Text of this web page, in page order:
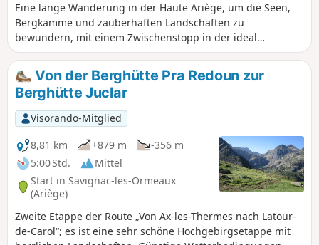
Eine lange Wanderung in der Haute Ariège, um die Seen,
Bergkämme und zauberhaften Landschaften zu
bewundern, mit einem Zwischenstopp in der ideal
gelegenen Berghütte Refuge de Rulhe, wo Sie die
Gelegenheit haben, den lokalen Rataf' zu probieren. Am
zweiten Tag können Sie das gesamte Gebiet von den
Bergkämmen aus bewundern.
Von der Berghütte Pra Redoun zur
Berghütte Juclar
Visorando-Mitglied
8,81 km
+879 m
-356 m
5:00 Std.
Mittel
Start in Savignac-les-Ormeaux
(Ariège)
Zweite Etappe der Route „Von Ax-les-Thermes nach Latour-
de-Carol“; es ist eine sehr schöne Hochgebirgsetappe mit